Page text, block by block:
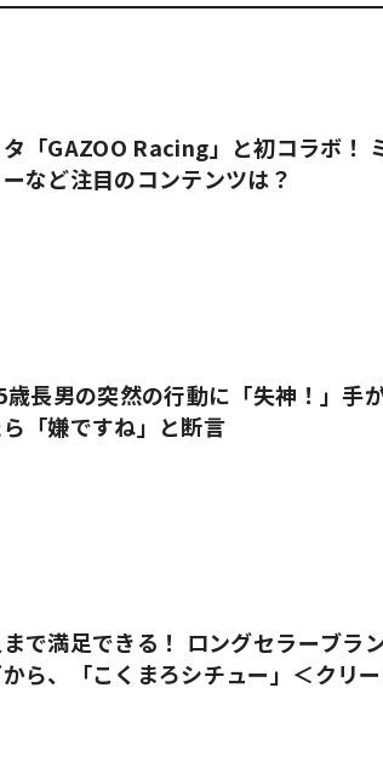
「GAZOO Racing」と初コラボ！
など注目のコンテンツは？
長男の突然の行動に「失神！」手
「嫌ですね」と断言
で満足できる！ ロングセラーブラ
ら、「こくまろシチュー」＜クリ